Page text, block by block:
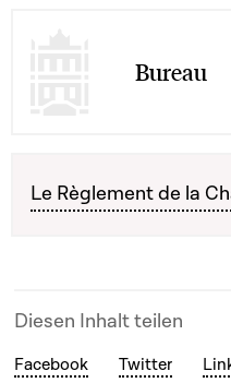
Bureau
Le Règlement de la
Diesen Inhalt teilen
Facebook Twitter